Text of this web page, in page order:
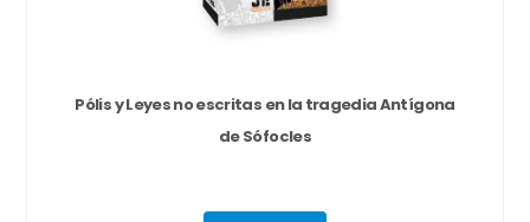
Pólis y Leyes no escritas en la tragedia Antígona
de Sófocles